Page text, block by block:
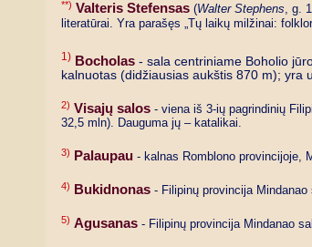
**) Valteris Stefensas (Walter Stephens, g.
literatūrai. Yra parašęs „Tų laikų milžinai:
1) Bocholas - sala centriniame Boholio
kalnuotas (didžiausias aukštis 870 m); yra
2) Visajų salos - viena iš 3-ių pagrindinių
32,5 mln). Dauguma jų – katalikai.
3) Palaupau - kalnas Romblono provincijoje,
4) Bukidnonas - Filipinų provincija Mindanao
5) Agusanas - Filipinų provincija Mindanao